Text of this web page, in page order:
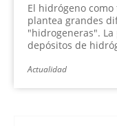
El hidrógeno
plantea grandes
"hidrogeneras".
depósitos de
Actualidad